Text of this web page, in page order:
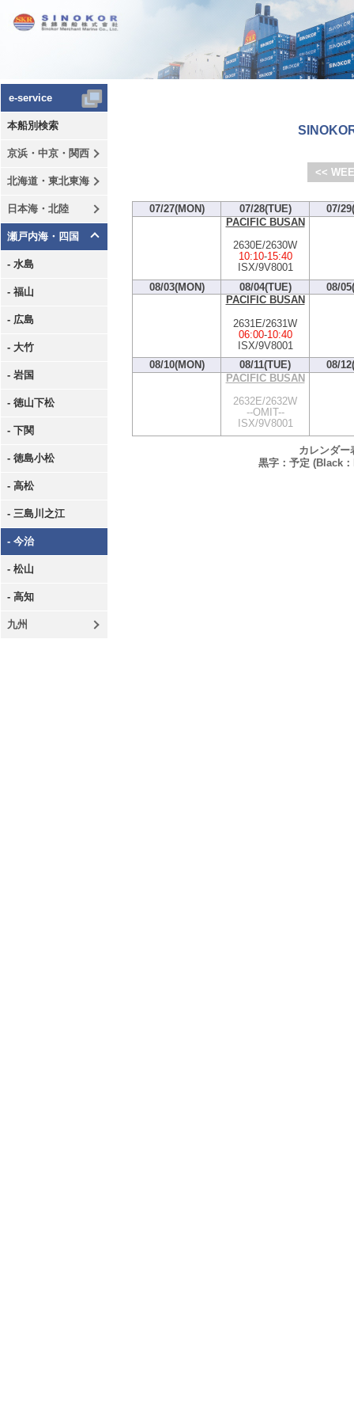
e-service
本船別検索
京浜・中京・関西
北海道・東北東海
日本海・北陸
瀬戸内海・四国
- 水島
- 福山
- 広島
- 大竹
- 岩国
- 徳山下松
- 下関
- 徳島小松
- 高松
- 三島川之江
- 今治
- 松山
- 高知
九州
<<
07/27(MON) 07/28(TUE)
07/
PACIFIC BUSAN
2630E/2630W
10:10-15:40
ISX/9V8001
08/03(MON)
08/04(TUE)
08/
PACIFIC BUSAN
2631E/2631W
06:00-10:40
ISX/9V8001
08/10(MON)
08/11(TUE)
08/
PACIFIC BUSAN
2632E/2632W
--OMIT--
ISX/9V8001
カレンダー
黒字：予定 (Black